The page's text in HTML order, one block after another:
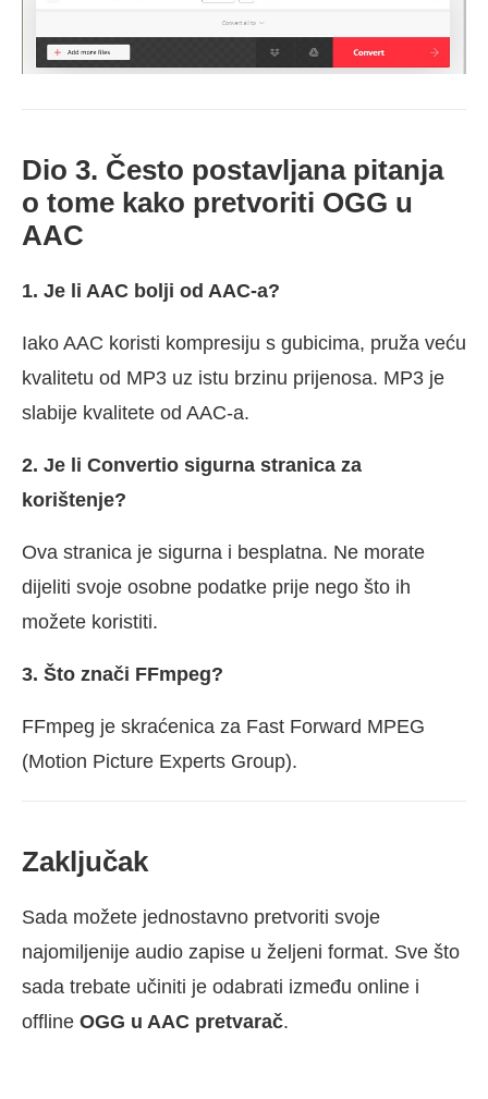
Dio 3. Često postavljana pitanja
o tome kako pretvoriti OGG u
AAC
1. Je li AAC bolji od AAC-a?
Iako AAC koristi kompresiju s gubicima, pruža veću
kvalitetu od MP3 uz istu brzinu prijenosa. MP3 je
slabije kvalitete od AAC-a.
2. Je li Convertio sigurna stranica za
korištenje?
Ova stranica je sigurna i besplatna. Ne morate
dijeliti svoje osobne podatke prije nego što ih
možete koristiti.
3. Što znači FFmpeg?
FFmpeg je skraćenica za Fast Forward MPEG
(Motion Picture Experts Group).
Zaključak
Sada možete jednostavno pretvoriti svoje
najomiljenije audio zapise u željeni format. Sve što
sada trebate učiniti je odabrati između online i
offline OGG u AAC pretvarač.